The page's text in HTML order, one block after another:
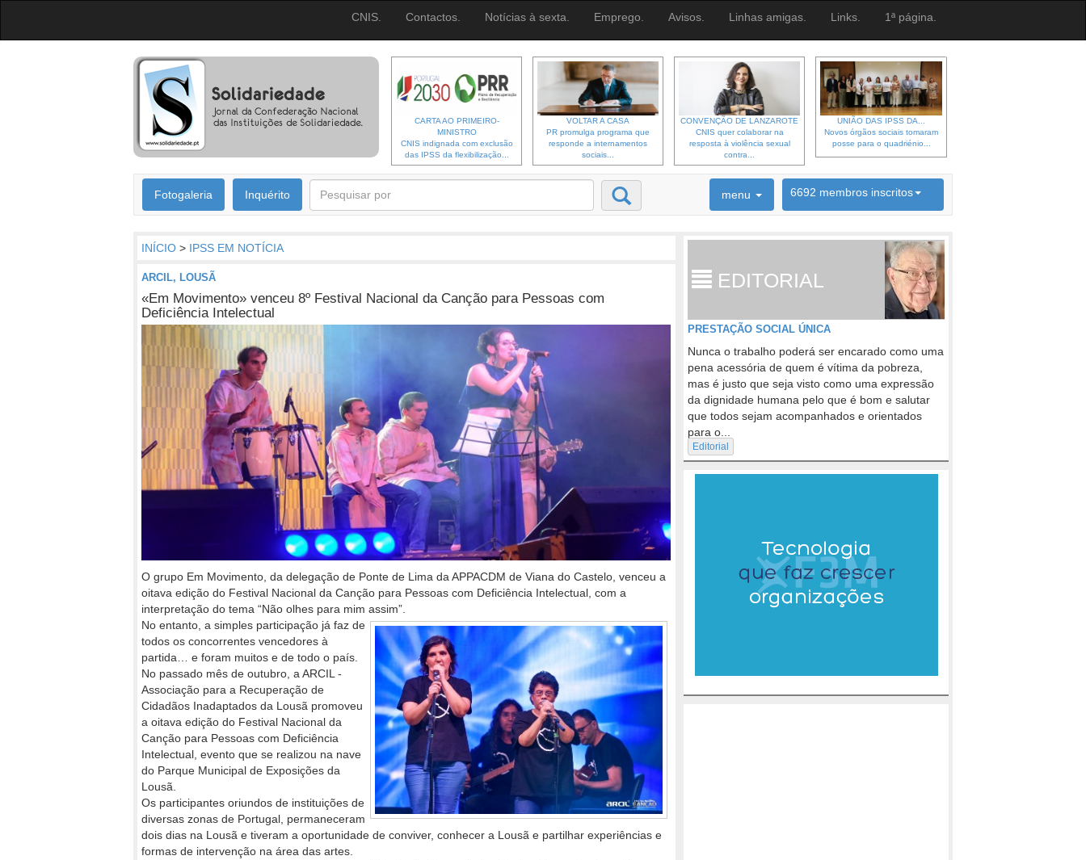
CNIS. Contactos. Notícias à sexta. Emprego. Avisos. Linhas amigas. Links. 1ª página.
CARTA AO PRIMEIRO-
MINISTRO
CNIS indignada com exclusão
das IPSS da flexibilização...
VOLTAR A CASA
PR promulga programa que
responde a internamentos
sociais...
CONVENÇÃO DE LANZAROTE
CNIS quer colaborar na
resposta à violência sexual
contra...
UNIÃO DAS IPSS DA...
Novos órgãos sociais tomaram
posse para o quadriénio...
Fotogaleria Inquérito menu 6692 membros inscritos
INÍCIO > IPSS EM NOTÍCIA
ARCIL, LOUSÃ
«Em Movimento» venceu 8º Festival Nacional da Canção para Pessoas com
Deficiência Intelectual
O grupo Em Movimento, da delegação de Ponte de Lima da APPACDM de Viana do Castelo, venceu a
oitava edição do Festival Nacional da Canção para Pessoas com Deficiência Intelectual, com a
interpretação do tema “Não olhes para mim assim”.
No entanto, a simples participação já faz de
todos os concorrentes vencedores à
partida… e foram muitos e de todo o país.
No passado mês de outubro, a ARCIL -
Associação para a Recuperação de
Cidadãos Inadaptados da Lousã promoveu
a oitava edição do Festival Nacional da
Canção para Pessoas com Deficiência
Intelectual, evento que se realizou na nave
do Parque Municipal de Exposições da
Lousã.
Os participantes oriundos de instituições de
diversas zonas de Portugal, permaneceram
dois dias na Lousã e tiveram a oportunidade de conviver, conhecer a Lousã e partilhar experiências e
formas de intervenção na área das artes.
EDITORIAL
PRESTAÇÃO SOCIAL ÚNICA
Nunca o trabalho poderá ser encarado como uma
pena acessória de quem é vítima da pobreza,
mas é justo que seja visto como uma expressão
da dignidade humana pelo que é bom e salutar
que todos sejam acompanhados e orientados
para o...
Editorial